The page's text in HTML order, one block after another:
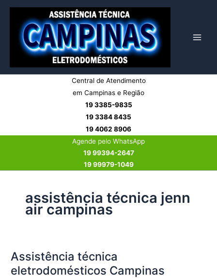
conteúdo
Central de Atendimento
em Campinas e Região
19 3385-9835
19 3384 8435
19 4062 8906
Agende pelo WhatsApp
19 99394-2647
19 99979-1049
assistência técnica jenn
air campinas
Assistência técnica
eletrodomésticos Campinas